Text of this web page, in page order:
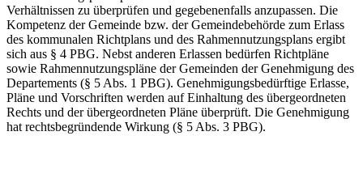
Verhältnissen zu überprüfen und gegebenenfalls anzupassen. Die
Kompetenz der Gemeinde bzw. der Gemeindebehörde zum Erlass
des kommunalen Richtplans und des Rahmennutzungsplans ergibt
sich aus § 4 PBG. Nebst anderen Erlassen bedürfen Richtpläne
sowie Rahmennutzungspläne der Gemeinden der Genehmigung des
Departements (§ 5 Abs. 1 PBG). Genehmigungsbedürftige Erlasse,
Pläne und Vorschriften werden auf Einhaltung des übergeordneten
Rechts und der übergeordneten Pläne überprüft. Die Genehmigung
hat rechtsbegründende Wirkung (§ 5 Abs. 3 PBG).